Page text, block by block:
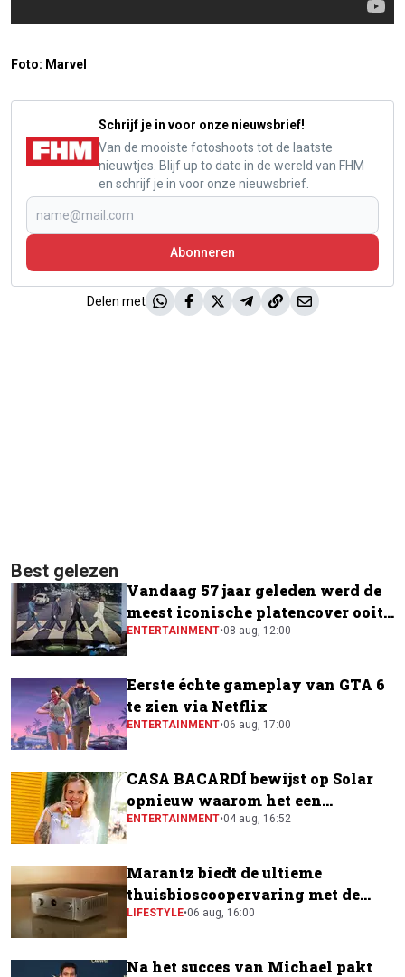
Foto: Marvel
Schrijf je in voor onze nieuwsbrief!
Van de mooiste fotoshoots tot de laatste
nieuwtjes. Blijf up to date in de wereld van FHM
en schrijf je in voor onze nieuwsbrief.
Abonneren
Delen met
Best gelezen
Vandaag 57 jaar geleden werd de
meest iconische platencover ooit
gemaakt
ENTERTAINMENT•08 aug, 12:00
Eerste échte gameplay van GTA 6
te zien via Netflix
ENTERTAINMENT•06 aug, 17:00
CASA BACARDÍ bewijst op Solar
opnieuw waarom het een
festivalfavoriet is
ENTERTAINMENT•04 aug, 16:52
Marantz biedt de ultieme
thuisbioscoopervaring met de
CINEMA Series 2
LIFESTYLE•06 aug, 16:00
Na het succes van Michael pakt